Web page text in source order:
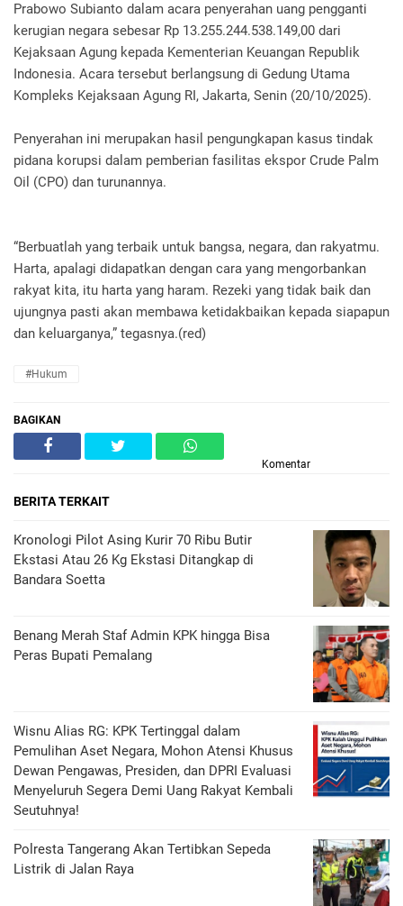
Prabowo Subianto dalam acara penyerahan uang pengganti
kerugian negara sebesar Rp 13.255.244.538.149,00 dari
Kejaksaan Agung kepada Kementerian Keuangan Republik
Indonesia. Acara tersebut berlangsung di Gedung Utama
Kompleks Kejaksaan Agung RI, Jakarta, Senin (20/10/2025).
Penyerahan ini merupakan hasil pengungkapan kasus tindak
pidana korupsi dalam pemberian fasilitas ekspor Crude Palm
Oil (CPO) dan turunannya.
“Berbuatlah yang terbaik untuk bangsa, negara, dan rakyatmu.
Harta, apalagi didapatkan dengan cara yang mengorbankan
rakyat kita, itu harta yang haram. Rezeki yang tidak baik dan
ujungnya pasti akan membawa ketidakbaikan kepada siapapun
dan keluarganya,” tegasnya.(red)
#Hukum
BAGIKAN
Komentar
BERITA TERKAIT
Kronologi Pilot Asing Kurir 70 Ribu Butir
Ekstasi Atau 26 Kg Ekstasi Ditangkap di
Bandara Soetta
Benang Merah Staf Admin KPK hingga Bisa
Peras Bupati Pemalang
Wisnu Alias RG: KPK Tertinggal dalam
Pemulihan Aset Negara, Mohon Atensi Khusus
Dewan Pengawas, Presiden, dan DPRI Evaluasi
Menyeluruh Segera Demi Uang Rakyat Kembali
Seutuhnya!
Polresta Tangerang Akan Tertibkan Sepeda
Listrik di Jalan Raya